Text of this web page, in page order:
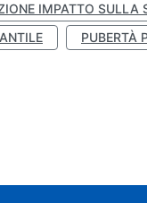
IMPATTO SULLA
PUBERTÀ